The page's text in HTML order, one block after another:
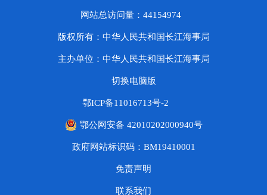
网站总访问量：44154974
版权所有：中华人民共和国长江海事局
主办单位：中华人民共和国长江海事局
切换电脑版
鄂ICP备11016713号-2
鄂公网安备 42010202000940号
政府网站标识码：BM19410001
免责声明
联系我们